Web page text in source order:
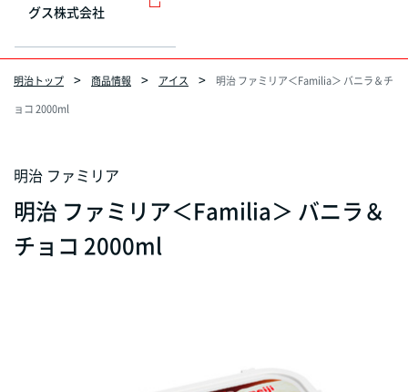
グス株式会社
明治トップ 商品情報 アイス
明治 ファミリア＜Familia＞ バニラ＆チ
ョコ 2000ml
明治 ファミリア
明治 ファミリア＜Familia＞ バニラ＆
チョコ 2000ml